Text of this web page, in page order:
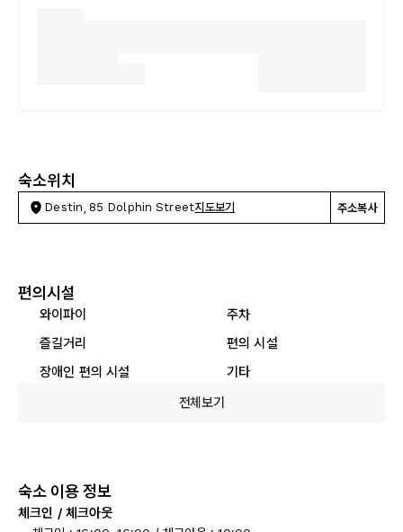
숙소위치
Destin, 85 Dolphin Street지도보기 주소복사
편의시설
와이파이
주차
즐길거리
편의 시설
장애인 편의 시설
기타
전체보기
숙소 이용 정보
체크인 / 체크아웃